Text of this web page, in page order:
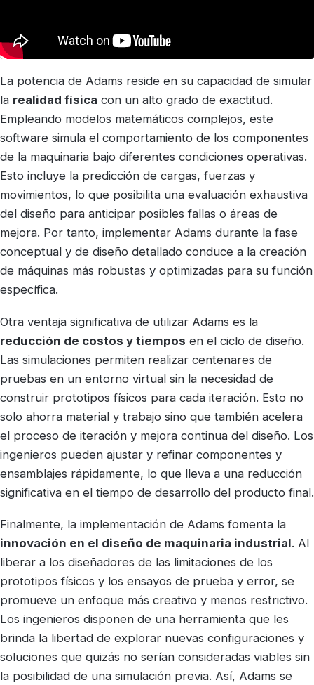
La potencia de Adams reside en su capacidad de simular
la realidad física con un alto grado de exactitud.
Empleando modelos matemáticos complejos, este
software simula el comportamiento de los componentes
de la maquinaria bajo diferentes condiciones operativas.
Esto incluye la predicción de cargas, fuerzas y
movimientos, lo que posibilita una evaluación exhaustiva
del diseño para anticipar posibles fallas o áreas de
mejora. Por tanto, implementar Adams durante la fase
conceptual y de diseño detallado conduce a la creación
de máquinas más robustas y optimizadas para su función
específica.
Otra ventaja significativa de utilizar Adams es la
reducción de costos y tiempos en el ciclo de diseño.
Las simulaciones permiten realizar centenares de
pruebas en un entorno virtual sin la necesidad de
construir prototipos físicos para cada iteración. Esto no
solo ahorra material y trabajo sino que también acelera
el proceso de iteración y mejora continua del diseño. Los
ingenieros pueden ajustar y refinar componentes y
ensamblajes rápidamente, lo que lleva a una reducción
significativa en el tiempo de desarrollo del producto final.
Finalmente, la implementación de Adams fomenta la
innovación en el diseño de maquinaria industrial. Al
liberar a los diseñadores de las limitaciones de los
prototipos físicos y los ensayos de prueba y error, se
promueve un enfoque más creativo y menos restrictivo.
Los ingenieros disponen de una herramienta que les
brinda la libertad de explorar nuevas configuraciones y
soluciones que quizás no serían consideradas viables sin
la posibilidad de una simulación previa. Así, Adams se